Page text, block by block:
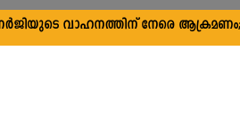
വാഹനത്തിന് നേരെ ആക്രമണം;